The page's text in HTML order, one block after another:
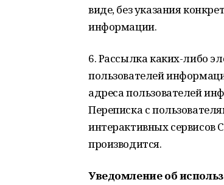
виде, без указания
информации.
6. Рассылка каких-либо
пользователей
адреса пользователей
Переписка с
интерактивных сервисов
производится.
Уведомление об